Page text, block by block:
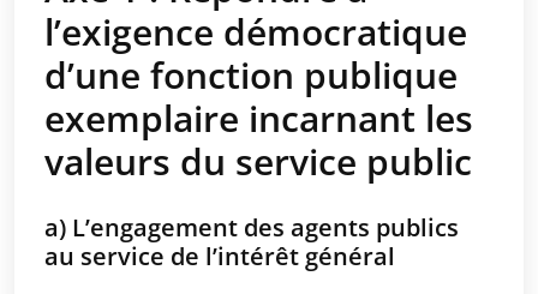
l’exigence démocratique
d’une fonction publique
exemplaire incarnant les
valeurs du service public
a) L’engagement des agents publics
au service de l’intérêt général